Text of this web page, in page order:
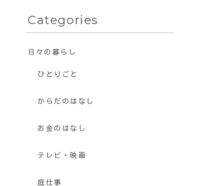
Categories
日々の暮らし
ひとりごと
からだのはなし
お金のはなし
テレビ・映画
庭仕事